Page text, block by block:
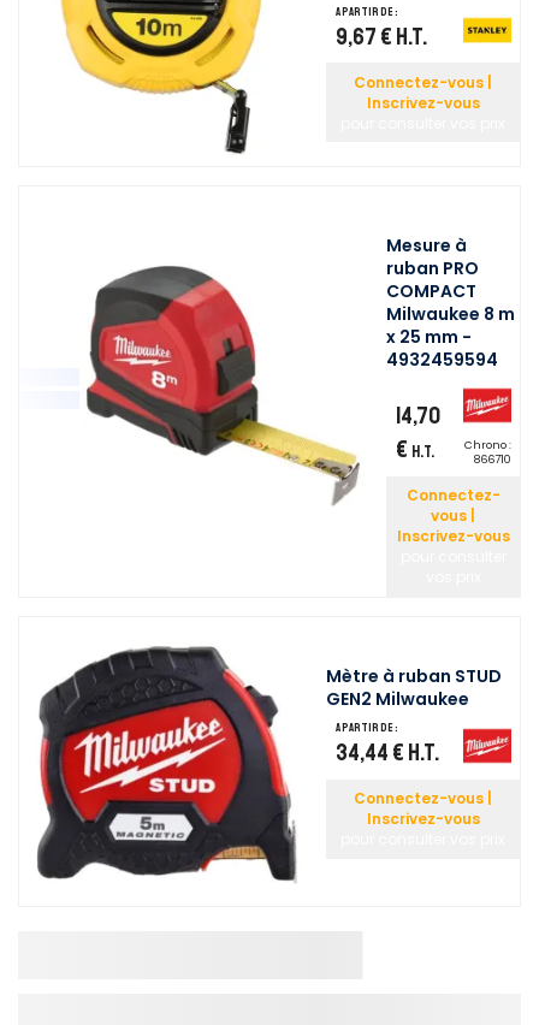
A partir de :
9,67 € H.T.
Connectez-vous |
Inscrivez-vous
Mesure à
ruban PRO
COMPACT
Milwaukee 8 m
x 25 mm -
4932459594
14,70
€ H.T.
Chrono :
866710
Connectez-
vous |
Inscrivez-vous
Mètre à ruban STUD
GEN2 Milwaukee
A partir de :
34,44 € H.T.
Connectez-vous |
Inscrivez-vous